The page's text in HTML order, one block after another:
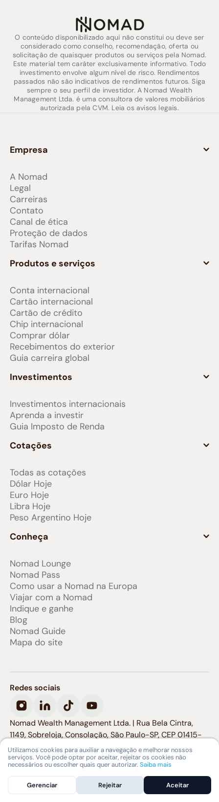
O conteúdo disponibilizado aqui não constitui ou deve ser
considerado como conselho, recomendação, oferta ou
solicitação de quaisquer produtos ou serviços pela Nomad.
Este material tem caráter exclusivamente informativo. Todo
investimento envolve algum nível de risco. Rendimentos
passados não são indicativos de rendimentos futuros. Siga
sempre o seu perfil de investidor. A Nomad Wealth
Management Ltda. é uma consultora de valores mobiliários
autorizada pela CVM. Leia os avisos legais.
Empresa
A Nomad
Legal
Carreiras
Contato
Canal de ética
Proteção de dados
Tarifas Nomad
Produtos e serviços
Conta internacional
Cartão internacional
Cartão de crédito
Chip internacional
Comprar dólar
Recebimentos do exterior
Guia carreira global
Investimentos
Investimentos internacionais
Aprenda a investir
Guia Imposto de Renda
Cotações
Todas as cotações
Dólar Hoje
Euro Hoje
Libra Hoje
Peso Argentino Hoje
Conheça
Nomad Lounge
Nomad Pass
Como usar a Nomad na Europa
Viajar com a Nomad
Indique e ganhe
Blog
Nomad Guide
Mapa do site
Redes sociais
Nomad Wealth Management Ltda. | Rua Bela Cintra,
1149, Sobreloja, Consolação, São Paulo-SP, CEP 01415-
907
Utilizamos cookies para auxiliar a navegação e melhorar nossos
serviços. Você pode optar por aceitar, rejeitar os cookies não
necessários ou escolher quais quer autorizar. Saiba mais
Gerenciar Rejeitar Aceitar